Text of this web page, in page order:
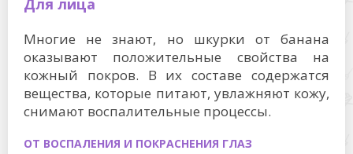
Для лица
Многие не знают, но шкурки от банана
оказывают положительные свойства на
кожный покров. В их составе содержатся
вещества, которые питают, увлажняют кожу,
снимают воспалительные процессы.
ОТ ВОСПАЛЕНИЯ И ПОКРАСНЕНИЯ ГЛАЗ